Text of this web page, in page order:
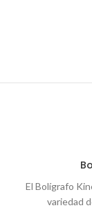
El Bolígrafo
variedad